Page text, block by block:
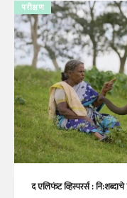
परीक्षण
द एलिफंट व्हिस्परर्स :